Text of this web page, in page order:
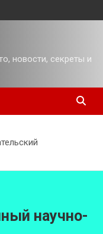
новости, секреты и
научно-